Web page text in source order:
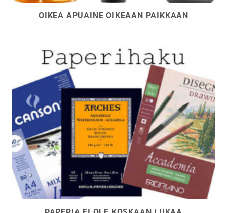
OIKEA APUAINE OIKEAAN PAIKKAAN